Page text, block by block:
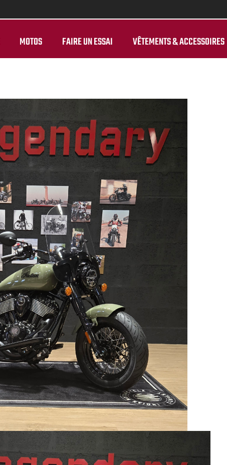
MOTOS FAIRE UN ESSAI VÊTEMENTS & ACCESSOIRES